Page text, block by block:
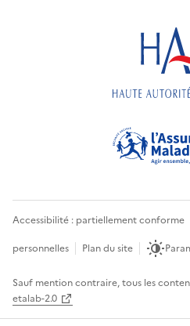
Accessibilité : partiellement conforme
personnelles
Plan du site
Sauf mention contraire, tous les
etalab-2.0